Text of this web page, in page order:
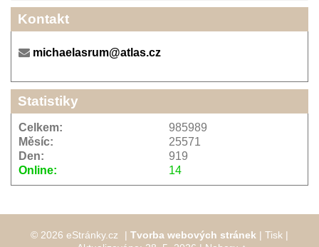
Kontakt
michaelasrum@atlas.cz
Statistiky
Online: 14
Celkem:
985989
Měsíc:
25571
Den:
919
© 2026 eStránky.cz | Tvorba webových stránek | Tisk |